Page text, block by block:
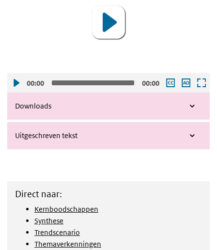
00:00 00:00
Downloads
Uitgeschreven tekst
Direct naar:
Kernboodschappen
Synthese
Trendscenario
Themaverkenningen